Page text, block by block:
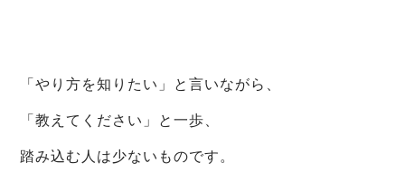
「やり方を知りたい」と言いながら、
「教えてください」と一歩、
踏み込む人は少ないものです。